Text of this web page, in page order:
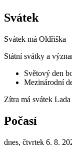
Svátek
Svátek má Oldřiška
Státní svátky a
Světový den
Mezinárodní
Zítra má svátek Lada
Počasí
dnes, čtvrtek 6. 8.